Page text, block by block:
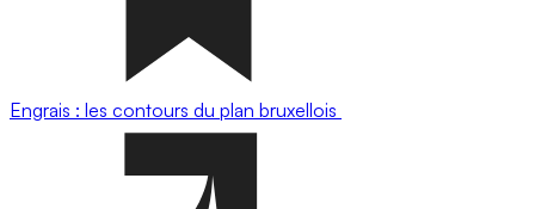
Engrais : les contours du plan bruxellois